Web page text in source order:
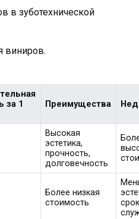
в зуботехнической
виниров.
за 1
Преимущества
Высокая
эстетика,
прочность,
долговечность
Более низкая
стоимость